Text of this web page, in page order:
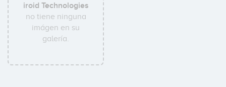
iroid Technologies
no tiene ninguna
imágen en su
galería.